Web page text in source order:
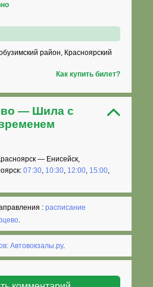
район, Красноярский
Как купить билет?
— Шила с
— Енисейск,
07:30, 10:30, 12:00, 15:00,
:расписание
.
Автовокзалы.ру.